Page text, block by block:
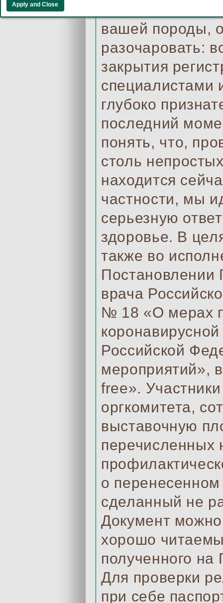
вашей породы,
разочаровать:
закрытия
специалистами
глубоко
последний
понять, что,
столь
находится
частности, мы
серьезную
здоровье. В
также во
Постановлении
врача
№ 18 «О мерах
Российской
мероприятий»,
free».
оргкомитета,
выставочную
перечисленных
о
сделанный не
Документ
хорошо
полученного на
Для проверки
при себе